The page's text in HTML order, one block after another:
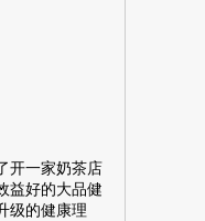
开一家奶茶店
益好的大品健
级的健康理